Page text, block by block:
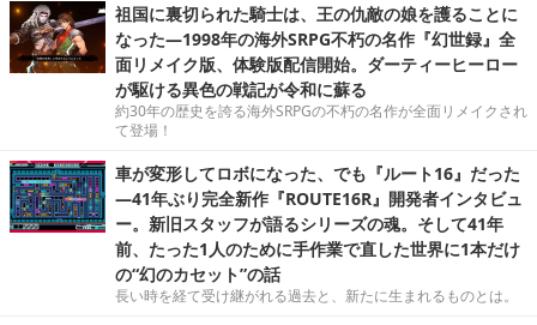
祖国に裏切られた騎士は、王の仇敵の娘を護ることに
なった―1998年の海外SRPG不朽の名作『幻世録』全
面リメイク版、体験版配信開始。ダーティーヒーロー
が駆ける異色の戦記が令和に蘇る
約30年の歴史を誇る海外SRPGの不朽の名作が全面リメイクされ
て登場！
車が変形してロボになった、でも『ルート16』だった
―41年ぶり完全新作『ROUTE16R』開発者インタビュ
ー。新旧スタッフが語るシリーズの魂。そして41年
前、たった1人のために手作業で直した世界に1本だけ
の“幻のカセット”の話
長い時を経て受け継がれる過去と、新たに生まれるものとは。